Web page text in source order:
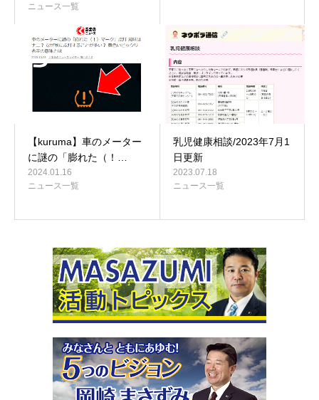
ニュース一覧
【kuruma】車のメーター
に謎の「膨れた（！…
2024.01.16
ニュース一覧
乳児健康相談/2023年7月1
日更新
2023.07.18
ニュース一覧